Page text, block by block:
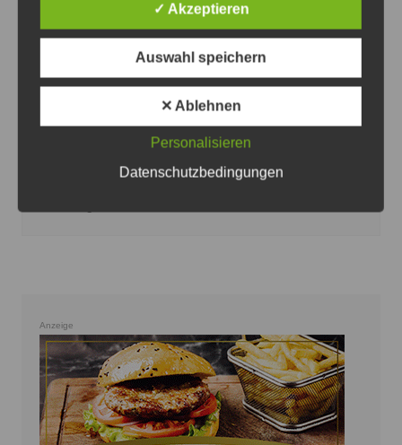
Die Täter machten offensichtlich keine Beute - Foto:
Versuchter Wohnungseinbruch in Ilten
Anzeige
✓ Akzeptieren
Auswahl speichern
✕ Ablehnen
Personalisieren
Datenschutzbedingungen